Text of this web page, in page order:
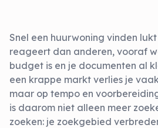
Snel een huurwoning vinden
reageert dan anderen, vooraf
budget is en je documenten al
een krappe markt verlies je
maar op tempo en
is daarom niet alleen meer
zoeken: je zoekgebied